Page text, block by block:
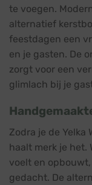
te voegen.
alternatief
feestdagen een
en je gasten. De
zorgt voor een
glimlach bij je
Zodra je de Yelka
haalt merk je het.
voelt en
gedacht. De